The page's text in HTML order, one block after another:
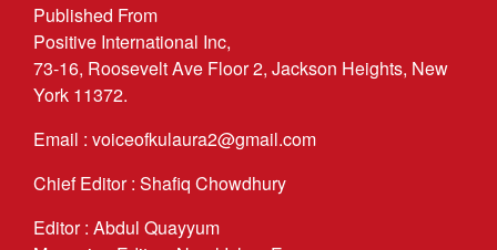
Published From
Positive International Inc,
73-16, Roosevelt Ave Floor 2, Jackson Heights, New
York 11372.
Email : voiceofkulaura2@gmail.com
Chief Editor : Shafiq Chowdhury
Editor : Abdul Quayyum